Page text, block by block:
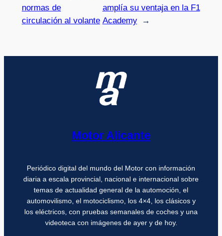
normas de
circulación al volante
amplía su ventaja en la F1
Academy
→
Motor Alicante
Periódico digital del mundo del Motor con información
diaria a escala provincial, nacional e internacional sobre
temas de actualidad general de la automoción, el
automovilismo, el motociclismo, los 4×4, los clásicos y
los eléctricos, con pruebas semanales de coches y una
videoteca con imágenes de ayer y de hoy.